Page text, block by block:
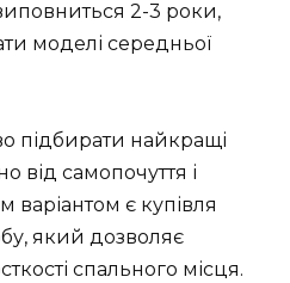
2-3 роки,
моделі середньої
підбирати найкращі
від самопочуття і
є купівля
який дозволяє
спального місця.